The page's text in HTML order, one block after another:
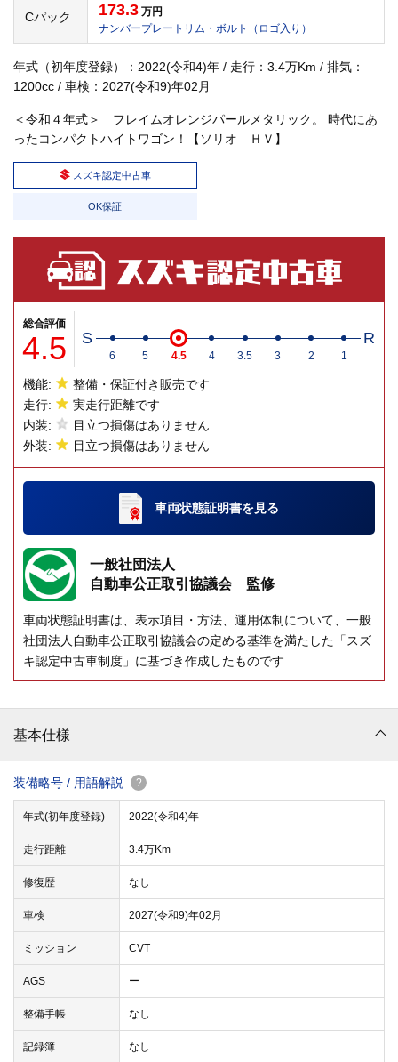
Cパック 173.3 万円
ナンバープレートリム・ボルト（ロゴ入り）
年式（初年度登録）：2022(令和4)年 / 走行：3.4万Km / 排気：
1200cc / 車検：2027(令和9)年02月
＜令和４年式＞ フレイムオレンジパールメタリック。 時代にあ
ったコンパクトハイトワゴン！【ソリオ ＨＶ】
スズキ認定中古車
OK保証
総合評価
4.5 S R
6 5 4.5 4 3.5 3 2 1
機能:
整備・保証付き販売です
走行:
実走行距離です
内装:
目立つ損傷はありません
外装:
目立つ損傷はありません
車両状態証明書を見る
一般社団法人
自動車公正取引協議会 監修
車両状態証明書は、表示項目・方法、運用体制について、一般
社団法人自動車公正取引協議会の定める基準を満たした「スズ
キ認定中古車制度」に基づき作成したものです
基本仕様
装備略号 / 用語解説 ?
年式(初年度登録) 2022(令和4)年
走行距離 3.4万Km
修復歴 なし
車検 2027(令和9)年02月
ミッション CVT
AGS ー
整備手帳 なし
記録簿 なし